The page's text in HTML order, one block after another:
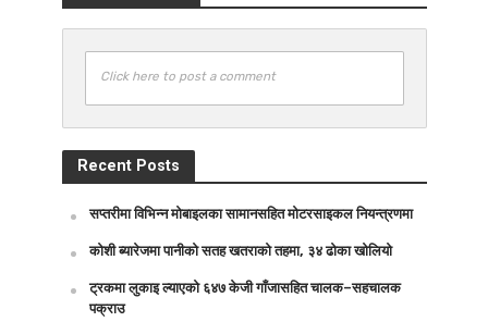
Click here to post a comment
Recent Posts
सप्तरीमा विभिन्न मोबाइलका सामानसहित मोटरसाइकल नियन्त्रणमा
कोशी ब्यारेजमा पानीको सतह खतराको तहमा, ३४ ढोका खोलियो
ट्रकमा लुकाइ ल्याएको ६४७ केजी गाँजासहित चालक–सहचालक
पक्राउ